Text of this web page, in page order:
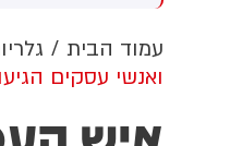
חזבאללה, לא מאשים את
בהפרת הפסקת האש
ולא מתחייב להגיב עליה. צה״ל
האירוע כ״הפרה בוטה של
עמוד הבית
ואנשי עסקים